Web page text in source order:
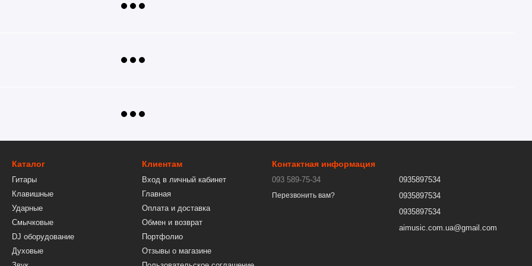
Каталог
Гитары
Клавишные
Ударные
Смычковые
DJ оборудование
Духовые
Клиентам
Вход в личный кабинет
Главная
Оплата и доставка
Обмен и возврат
Портфолио
Отзывы о магазине
Контактная информация
093 589-75-34
Перезвонить вам?
0935897534
0935897534
0935897534
aimusic.com.ua@gmail.com